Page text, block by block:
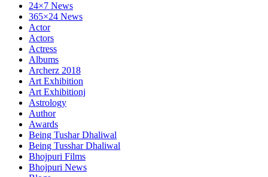
24×7 News
365×24 News
Actor
Actors
Actress
Albums
Archerz 2018
Art Exhibition
Art Exhibitionj
Astrology
Author
Awards
Being Tushar Dhaliwal
Being Tusshar Dhaliwal
Bhojpuri Films
Bhojpuri News